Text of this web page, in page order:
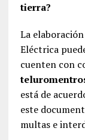
tierra?
La
Eléctrica
cuenten con
está de
este
multas e